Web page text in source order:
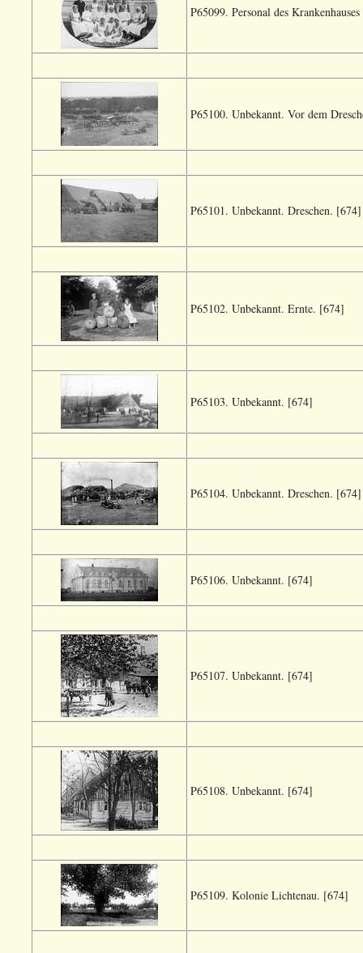
P65099. Personal des
P65100. Unbekannt. Vor dem
P65101. Unbekannt. Dreschen. [674]
P65102. Unbekannt. Ernte. [674]
P65103. Unbekannt. [674]
P65104. Unbekannt. Dreschen. [674]
P65106. Unbekannt. [674]
P65107. Unbekannt. [674]
P65108. Unbekannt. [674]
P65109. Kolonie Lichtenau. [674]